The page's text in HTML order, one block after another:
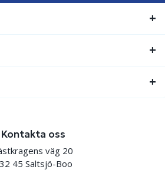
Kontakta oss
väg 20
45 Saltsjö-Boo